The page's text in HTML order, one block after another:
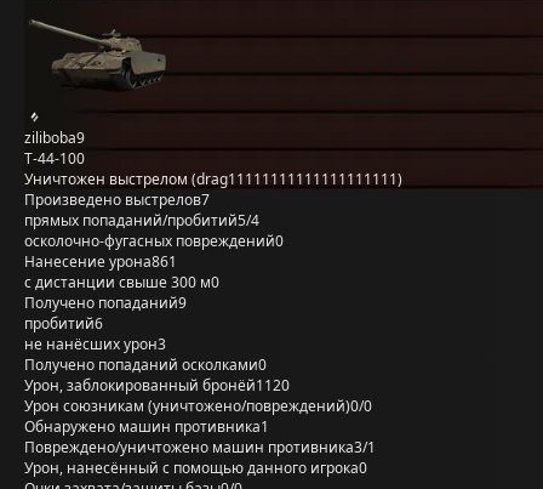
ziliboba9
Т-44-100
Уничтожен выстрелом (drag11111111111111111111)
Произведено выстрелов7
прямых попаданий/пробитий5/4
осколочно-фугасных повреждений0
Нанесение урона861
с дистанции свыше 300 м0
Получено попаданий9
пробитий6
не нанёсших урон3
Получено попаданий осколками0
Урон, заблокированный бронёй1120
Урон союзникам (уничтожено/повреждений)0/0
Обнаружено машин противника1
Повреждено/уничтожено машин противника3/1
Урон, нанесённый с помощью данного игрока0